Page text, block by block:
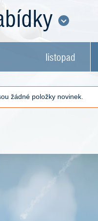
listopad
žádné položky novinek.